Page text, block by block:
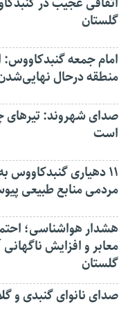
گلستان
امام جمعه گنبدکاووس:
منطقه درحال
صدای شهروند: تیرهای
است
۱۱ دهیاری
مردمی منابع طبیعی
هشدار هواشناسی؛
معابر و افزایش
گلستان
صدای نانوای گنبدی و